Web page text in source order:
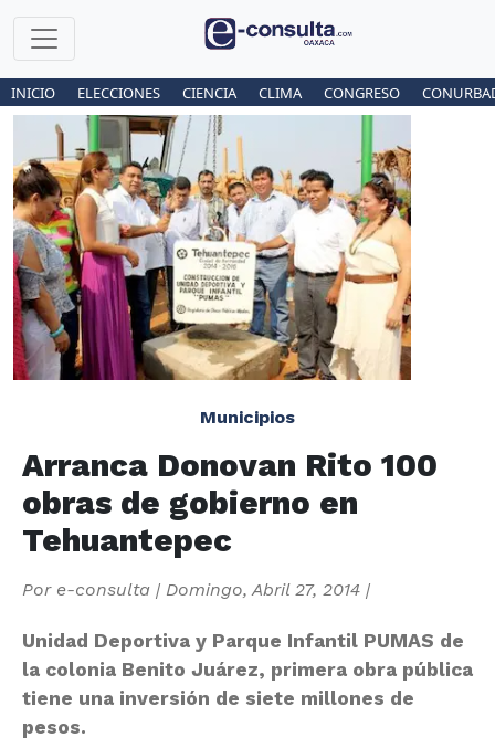
INICIO ELECCIONES CIENCIA CLIMA CONGRESO
Municipios
Arranca Donovan Rito 100
obras de gobierno en
Tehuantepec
Por e-consulta | Domingo, Abril 27, 2014 |
Unidad Deportiva y Parque Infantil PUMAS de
la colonia Benito Juárez, primera obra pública
tiene una inversión de siete millones de
pesos.